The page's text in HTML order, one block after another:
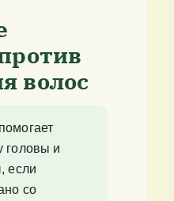
волос
головы и
если
со